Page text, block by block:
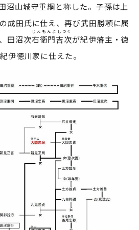
沼山城守重綱と称した。子孫は上
成田氏に仕え、再び武田勝頼に属
田沼次右衛門吉次
じえもんよしつぐ
が紀伊藩主・徳
伊徳川家に仕えた。